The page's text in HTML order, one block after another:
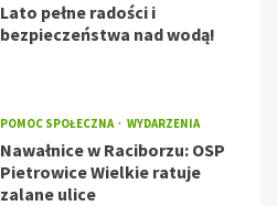
Lato pełne radości i
bezpieczeństwa nad wodą!
POMOC SPOŁECZNA WYDARZENIA
Nawałnice w Raciborzu: OSP
Pietrowice Wielkie ratuje
zalane ulice